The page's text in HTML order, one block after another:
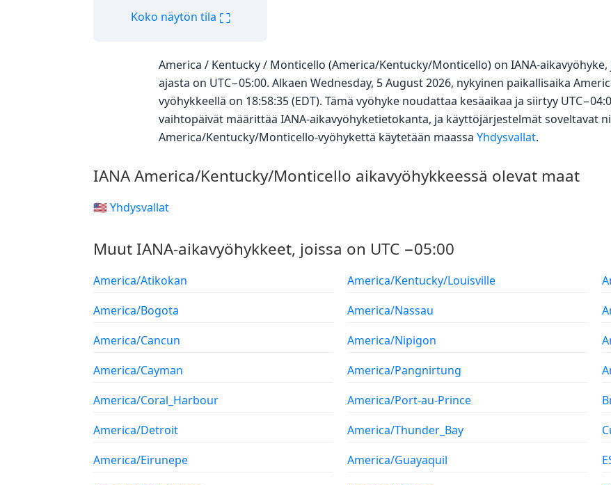
Koko näytön tila ⛶
America / Kentucky / Monticello (America/Kentucky/Monticello) on IANA-
ajasta on UTC−05:00. Alkaen Wednesday, 5 August 2026, nykyinen paikallisaika
vyöhykkeellä on 18:58:35 (EDT). Tämä vyöhyke noudattaa kesäaikaa ja siirtyy
vaihtopäivät määrittää IANA-aikavyöhyketietokanta, ja käyttöjärjestelmät soveltavat
America/Kentucky/Monticello-vyöhykettä käytetään maassa Yhdysvallat.
IANA America/Kentucky/Monticello aikavyöhykkeessä olevat maat
🇺🇸 Yhdysvallat
Muut IANA-aikavyöhykkeet, joissa on UTC −05:00
America/Atikokan
America/Bogota
America/Cancun
America/Cayman
America/Coral_Harbour
America/Detroit
America/Eirunepe
America/Kentucky/Louisville
America/Nassau
America/Nipigon
America/Pangnirtung
America/Port-au-Prince
America/Thunder_Bay
America/Guayaquil